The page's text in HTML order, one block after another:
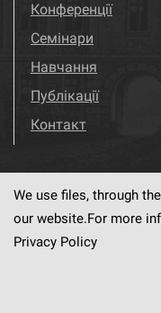
Конференції
Семінари
Навчання
Публікації
Контакт
Visit us! Facebook
We use files, through
our website.For more
Privacy Policy